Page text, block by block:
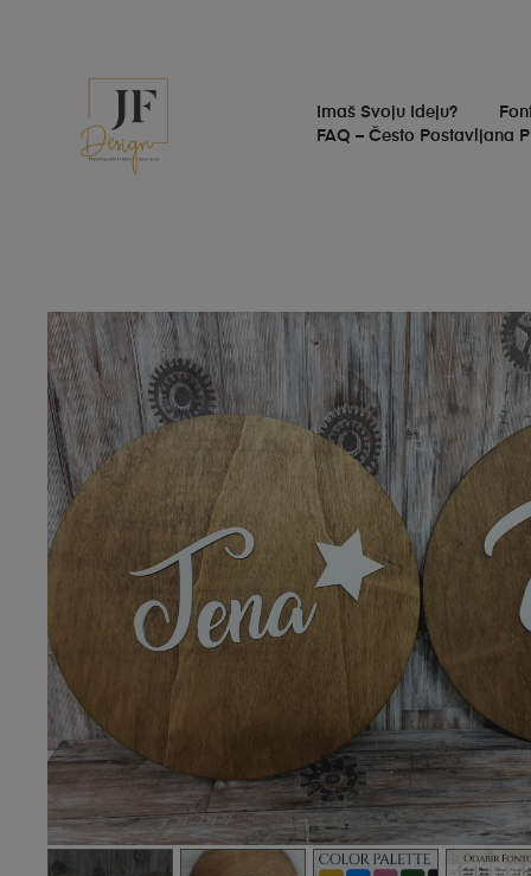
Imaš Svoju Ideju?
FAQ – Često Postavljana